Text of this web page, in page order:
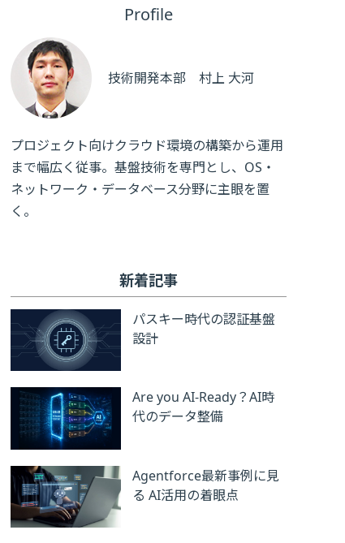
Profile
技術開発本部 村上 大河
プロジェクト向けクラウド環境の構築から運用
まで幅広く従事。基盤技術を専門とし、OS・
ネットワーク・データベース分野に主眼を置
く。
新着記事
パスキー時代の認証基盤
設計
Are you AI-Ready？AI時
代のデータ整備
Agentforce最新事例に見
る AI活用の着眼点